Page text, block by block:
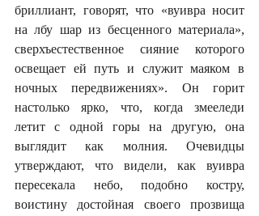
бриллиант, говорят, что «вуивра носит
на лбу шар из бесценного материала»,
сверхъестественное сияние которого
освещает ей путь и служит маяком в
ночных передвижениях». Он горит
настолько ярко, что, когда змееледи
летит с одной горы на другую, она
выглядит как молния. Очевидцы
утверждают, что видели, как вуивра
пересекала небо, подобно костру,
воистину достойная своего прозвища